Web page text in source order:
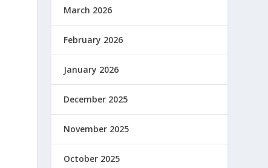
March 2026
February 2026
January 2026
December 2025
November 2025
October 2025